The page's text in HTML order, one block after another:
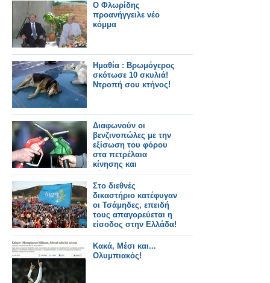
Ο Φλωρίδης
προανήγγειλε νέο
κόμμα
Ημαθία : Βρωμόγερος
σκότωσε 10 σκυλιά!
Ντροπή σου κτήνος!
Διαφωνούν οι
βενζινοπώλες με την
εξίσωση του φόρου
στα πετρέλαια
κίνησης και
θέρμανσης
Στο διεθνές
δικαστήριο κατέφυγαν
οι Τσάμηδες, επειδή
τους απαγορεύεται η
είσοδος στην Ελλάδα!
Κακά, Μέσι και...
Ολυμπιακός!